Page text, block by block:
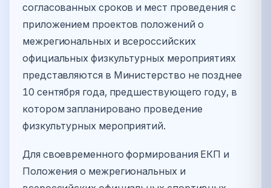
согласованных сроков и мест проведения с
приложением проектов положений о
межрегиональных и всероссийских
официальных физкультурных мероприятиях
представляются в Министерство не позднее
10 сентября года, предшествующего году, в
котором запланировано проведение
физкультурных мероприятий.
Для своевременного формирования ЕКП и
Положения о межрегиональных и